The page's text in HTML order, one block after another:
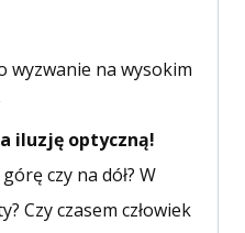
wyzwanie na wysokim
iluzję optyczną!
czy na dół? W
Czy czasem człowiek